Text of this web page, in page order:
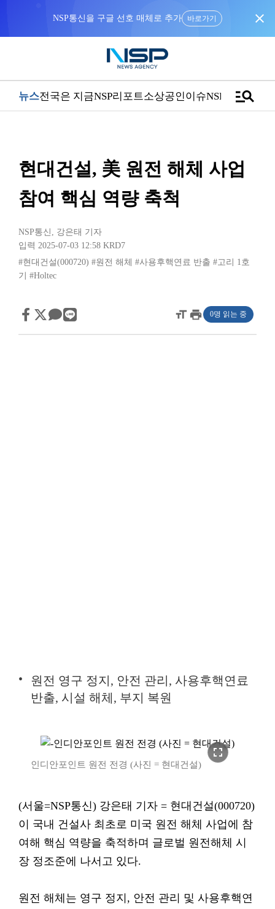
NSP통신을 구글 선호 매체로 추가 바로가기 close
뉴스전국은 지금NSP리포트소상공인이슈NSPTVmanage_search
현대건설, 美 원전 해체 사업
참여 핵심 역량 축척
NSP통신 , 강은태 기자
입력 2025-07-03 12:58 KRD7
#현대건설(000720) #원전 해체 #사용후핵연료 반출 #고리 1호
기
#Holtec
format_sizeprint 0명 읽는 중
원전 영구 정지, 안전 관리, 사용후핵연료
반출, 시설 해체, 부지 복원
fullscreen
인디안포인트 원전 전경 (사진 = 현대건설)
(서울=NSP통신) 강은태 기자 = 현대건설(000720)
이 국내 건설사 최초로 미국 원전 해체 사업에 참
여해 핵심 역량을 축적하며 글로벌 원전해체 시
장 정조준에 나서고 있다.
원전 해체는 영구 정지, 안전 관리 및 사용후핵연